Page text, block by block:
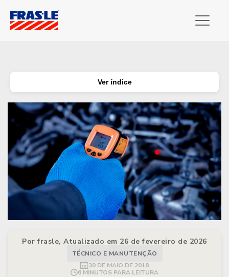
Ver índice
Por frasle, Atualizado em 26 de fevereiro de 2026
TÉCNICO E MANUTENÇÃO
30 DE MAIO DE 2018
6 MINUTOS PARA LEITURA